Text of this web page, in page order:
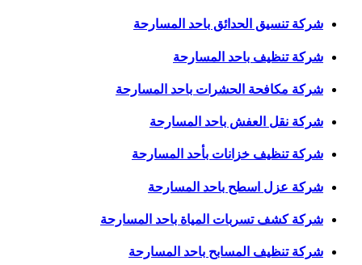
شركة تنسيق الحدائق باحد المسارحة
شركة تنظيف باحد المسارحة
شركة مكافحة الحشرات باحد المسارحة
شركة نقل العفش باحد المسارحة
شركة تنظيف خزانات بأحد المسارحة
شركة عزل اسطح باحد المسارحة
شركة كشف تسربات المياة باحد المسارحة
شركة تنظيف المسابح باحد المسارحة